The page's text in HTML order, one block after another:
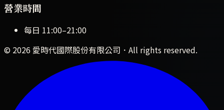
營業時間
每日 11:00–21:00
© 2026 愛時代國際股份有限公司 ．All rights reserved.